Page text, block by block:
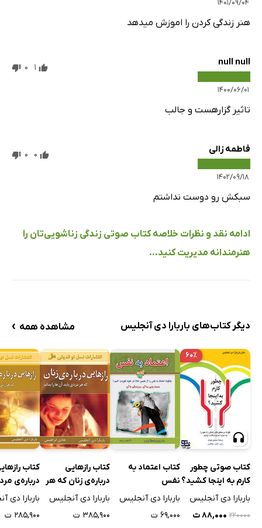
۱۴۰۱/۰۹/۰۴
هنر زندگی کردن را اموزش میدهد
null null
۱۴۰۰/۰۶/۰۱
1
0
تاثیر گزارهست و جالب
فاطمه زالی
۱۴۰۲/۰۹/۱۸
0
0
سبکش رو دوست نداشتم
ادامه نقد و نظرات خلاصه کتاب صوتی زندگی زناشویی‌تان را
هنرمندانه مدیریت کنید...
دیگر کتاب‌های باربارا دی آنجلیس مشاهده همه ›
۶۰٪
کتاب صوتی چطور
کارم به اینجا کشید؟
باربارا دی آنجلیس
۲۲۰۰۰۰ ۸۸,۰۰۰ ت
کتاب اعتماد به
نفس
باربارا دی آنجلیس
۶۹,۰۰۰ ت
کتاب رازهایی
درباره‌ی زنان که هر
مردی باید بداند:
جنسی زن‌ها
باربارا دی آنجلیس
۳۸۵,۹۰۰ ت
کتاب
درباره‌ی
هر زنی
باربارا دی
۲۸۵,۹۰۰ ت